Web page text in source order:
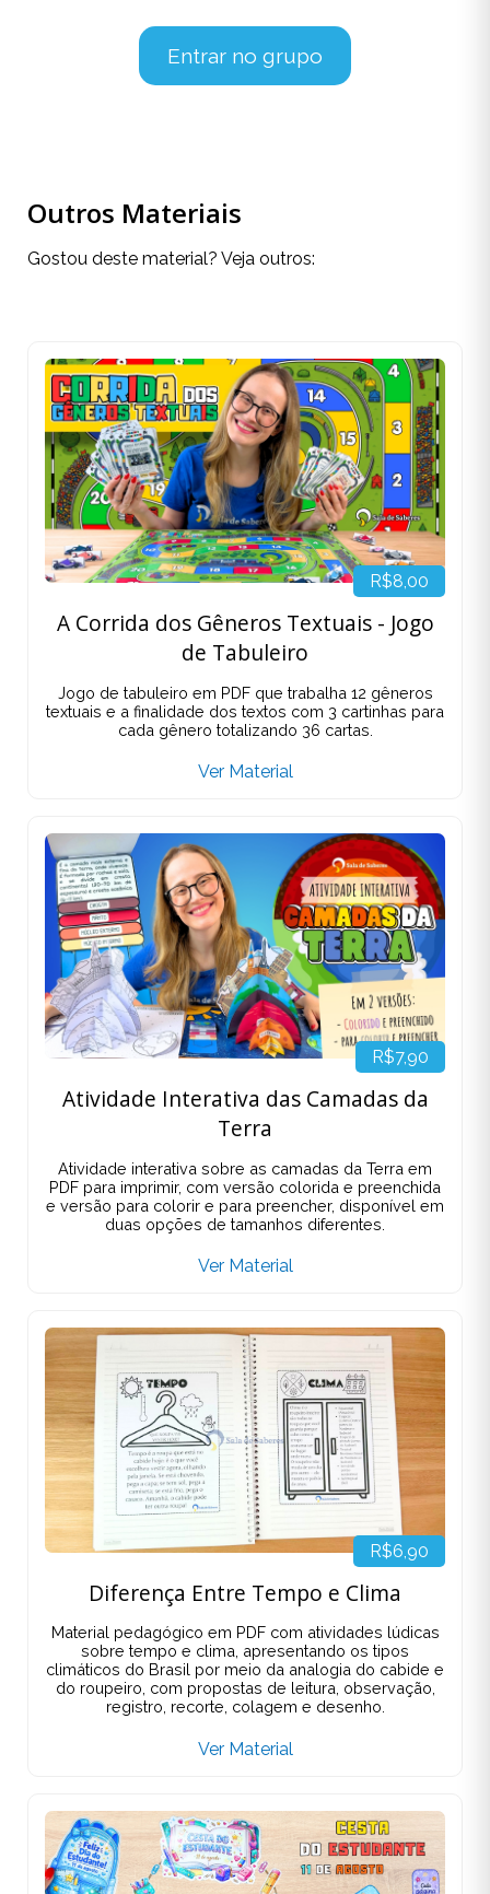
Entrar no grupo
Outros Materiais
Gostou deste material? Veja outros:
R$8,00
A Corrida dos Gêneros Textuais - Jogo
de Tabuleiro
Jogo de tabuleiro em PDF que trabalha 12 gêneros
textuais e a finalidade dos textos com 3 cartinhas para
cada gênero totalizando 36 cartas.
Ver Material
R$7,90
Atividade Interativa das Camadas da
Terra
Atividade interativa sobre as camadas da Terra em
PDF para imprimir, com versão colorida e preenchida
e versão para colorir e para preencher, disponível em
duas opções de tamanhos diferentes.
Ver Material
R$6,90
Diferença Entre Tempo e Clima
Material pedagógico em PDF com atividades lúdicas
sobre tempo e clima, apresentando os tipos
climáticos do Brasil por meio da analogia do cabide e
do roupeiro, com propostas de leitura, observação,
registro, recorte, colagem e desenho.
Ver Material